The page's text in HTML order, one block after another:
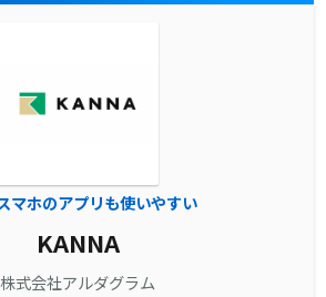
マホのアプリも使いやすい
KANNA
株式会社アルダグラム